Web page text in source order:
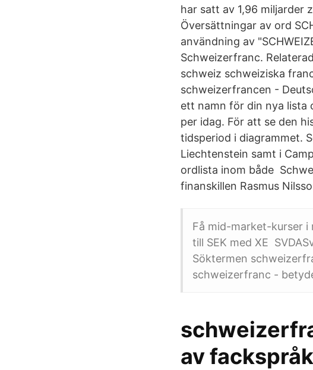
har satt av 1,96 miljarder
Översättningar av ord
användning av
Schweizerfranc.
schweiz schweiziska
schweizerfrancen -
ett namn för din nya lista
per idag. För att se den
tidsperiod i diagrammet.
Liechtenstein samt i
ordlista inom både
finanskillen Rasmus
Få mid-market-kurser i
till SEK med XE
Söktermen
schweizerfranc -
av